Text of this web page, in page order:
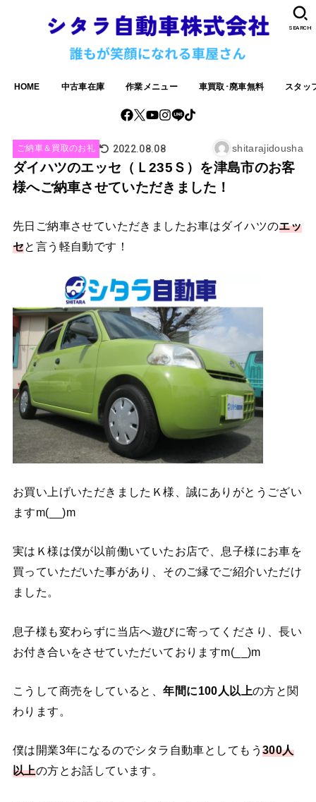
HOME 中古車在庫 作業メニュー 車買取･廃車無料 スタッ
SEARCH
ご納車＆買取のお礼 2022.08.08 shitarajidousha
ダイハツのエッセ（Ｌ235Ｓ）を津島市のお客
様へご納車させていただきました！
先日ご納車させていただきましたお車はダイハツのエッ
セと言う軽自動です！
お買い上げいただきましたＫ様、誠にありがとうござい
ますm(__)m
実はＫ様は僕が以前働いていたお店で、息子様にお車を
買っていただいた事があり、そのご縁でご紹介いただけ
ました。
息子様も変わらずに当店へ遊びに寄ってくださり、長い
お付き合いをさせていただいておりますm(__)m
こうして商売をしていると、年間に100人以上の方と関
わります。
僕は開業3年になるのでシタラ自動車としてもう 300人
以上の方とお話しています。